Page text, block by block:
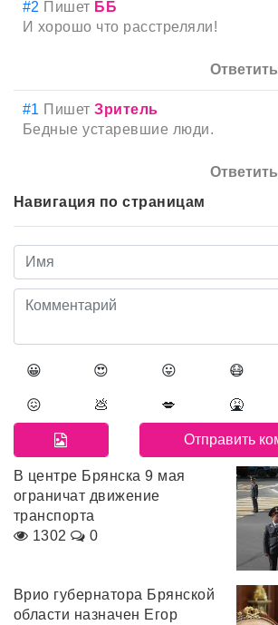
#2 Пишет ББ
И хорошо что расстреляли!
Ответить
#1 ПишетЗритель
Бедные устаревшие люди.
Ответить
Навигация по страницам
😀 😍 😛 😷
😖 💩 💋 🤮
В центре Брянска 9 мая
ограничат движение
транспорта
1302
0
Врио губернатора Брянской
области назначен Егор